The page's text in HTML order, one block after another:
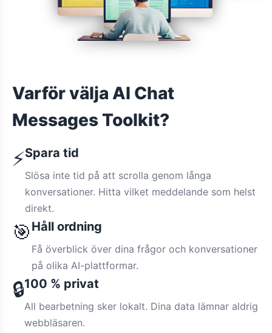
Varför välja AI Chat
Messages Toolkit?
⚡Spara tid
Slösa inte tid på att scrolla genom långa
konversationer. Hitta vilket meddelande som helst
direkt.
🎯 Håll ordning
Få överblick över dina frågor och konversationer
på olika AI-plattformar.
🔒100 % privat
All bearbetning sker lokalt. Dina data lämnar aldrig
webbläsaren.